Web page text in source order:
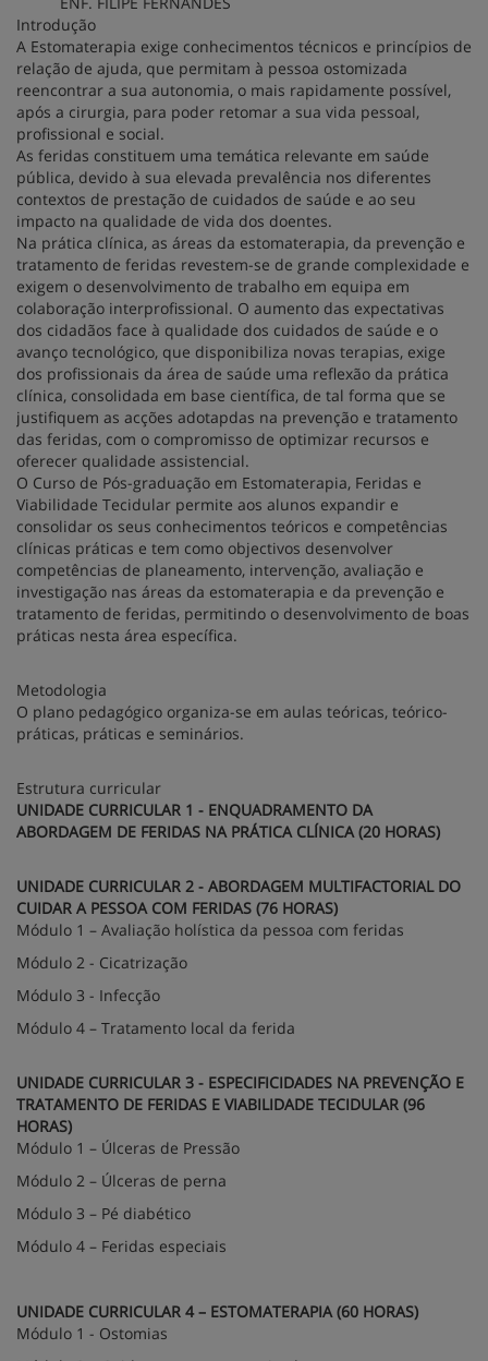
Introdução
A Estomaterapia exige conhecimentos técnicos e princípios de
relação de ajuda, que permitam à pessoa ostomizada
reencontrar a sua autonomia, o mais rapidamente possível,
após a cirurgia, para poder retomar a sua vida pessoal,
profissional e social.
As feridas constituem uma temática relevante em saúde
pública, devido à sua elevada prevalência nos diferentes
contextos de prestação de cuidados de saúde e ao seu
impacto na qualidade de vida dos doentes.
Na prática clínica, as áreas da estomaterapia, da prevenção e
tratamento de feridas revestem-se de grande complexidade e
exigem o desenvolvimento de trabalho em equipa em
colaboração interprofissional. O aumento das expectativas
dos cidadãos face à qualidade dos cuidados de saúde e o
avanço tecnológico, que disponibiliza novas terapias, exige
dos profissionais da área de saúde uma reflexão da prática
clínica, consolidada em base científica, de tal forma que se
justifiquem as acções adotapdas na prevenção e tratamento
das feridas, com o compromisso de optimizar recursos e
oferecer qualidade assistencial.
O Curso de Pós-graduação em Estomaterapia, Feridas e
Viabilidade Tecidular permite aos alunos expandir e
consolidar os seus conhecimentos teóricos e competências
clínicas práticas e tem como objectivos desenvolver
competências de planeamento, intervenção, avaliação e
investigação nas áreas da estomaterapia e da prevenção e
tratamento de feridas, permitindo o desenvolvimento de boas
práticas nesta área específica.
Metodologia
O plano pedagógico organiza-se em aulas teóricas, teórico-
práticas, práticas e seminários.
Estrutura curricular
UNIDADE CURRICULAR 1 - ENQUADRAMENTO DA
ABORDAGEM DE FERIDAS NA PRÁTICA CLÍNICA (20 HORAS)
UNIDADE CURRICULAR 2 - ABORDAGEM MULTIFACTORIAL DO
CUIDAR A PESSOA COM FERIDAS (76 HORAS)
Módulo 1 – Avaliação holística da pessoa com feridas
Módulo 2 - Cicatrização
Módulo 3 - Infecção
Módulo 4 – Tratamento local da ferida
UNIDADE CURRICULAR 3 - ESPECIFICIDADES NA PREVENÇÃO E
TRATAMENTO DE FERIDAS E VIABILIDADE TECIDULAR (96
HORAS)
Módulo 1 – Úlceras de Pressão
Módulo 2 – Úlceras de perna
Módulo 3 – Pé diabético
Módulo 4 – Feridas especiais
UNIDADE CURRICULAR 4 – ESTOMATERAPIA (60 HORAS)
Módulo 1 - Ostomias